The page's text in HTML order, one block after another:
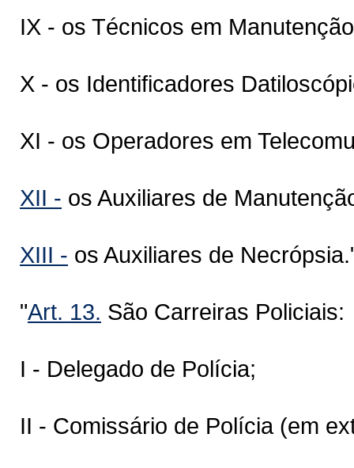
IX - os Técnicos em
X - os Identificadores
XI - os Operadores em
XII - os Auxiliares de
XIII - os Auxiliares de
"Art. 13. São Carreiras Policiais:
I - Delegado de Polícia;
II - Comissário de Polícia (em